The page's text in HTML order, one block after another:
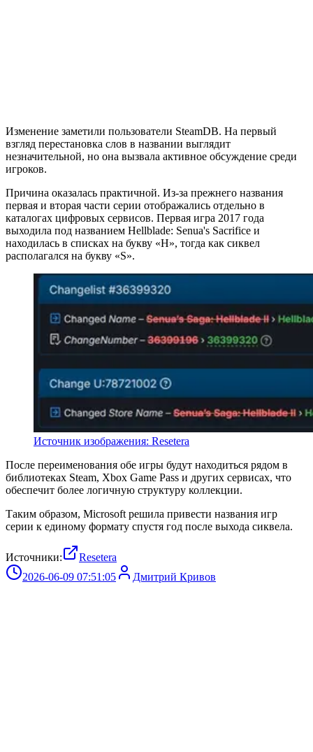
Изменение заметили пользователи SteamDB. На первый
взгляд перестановка слов в названии выглядит
незначительной, но она вызвала активное обсуждение среди
игроков.
Причина оказалась практичной. Из-за прежнего названия
первая и вторая части серии отображались отдельно в
каталогах цифровых сервисов. Первая игра 2017 года
выходила под названием Hellblade: Senua's Sacrifice и
находилась в списках на букву «H», тогда как сиквел
располагался на букву «S».
Источник изображения: Resetera
После переименования обе игры будут находиться рядом в
библиотеках Steam, Xbox Game Pass и других сервисах, что
обеспечит более логичную структуру коллекции.
Таким образом, Microsoft решила привести названия игр
серии к единому формату спустя год после выхода сиквела.
Источники:
Resetera
2026-06-09 07:51:05
Дмитрий Кривов